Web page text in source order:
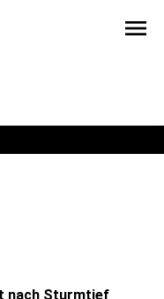
menu
nach Sturmtief